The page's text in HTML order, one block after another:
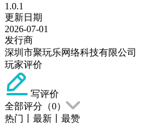
1.0.1
更新日期
2026-07-01
发行商
深圳市聚玩乐网络科技有限公司
玩家评价
写评价
全部评分（0）
热门
最新
最赞